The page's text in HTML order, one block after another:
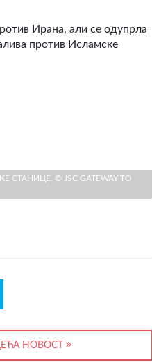
Ирана, али се одупрла
против Исламске
© JSC GATEWAY TO
НОВОСТ